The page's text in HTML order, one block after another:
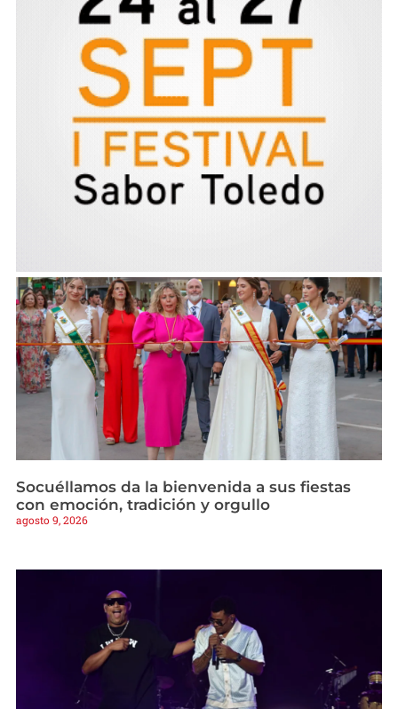
Socuéllamos da la bienvenida a sus fiestas
con emoción, tradición y orgullo
agosto 9, 2026